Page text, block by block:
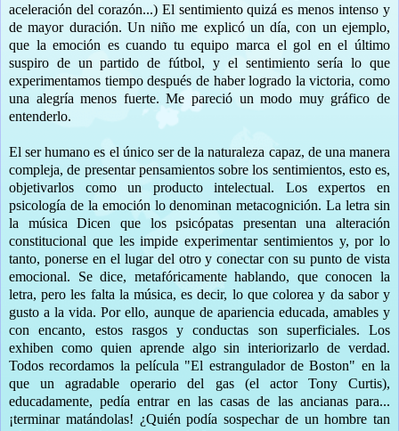
aceleración del corazón...) El sentimiento quizá es menos intenso y
de mayor duración. Un niño me explicó un día, con un ejemplo,
que la emoción es cuando tu equipo marca el gol en el último
suspiro de un partido de fútbol, y el sentimiento sería lo que
experimentamos tiempo después de haber logrado la victoria, como
una alegría menos fuerte. Me pareció un modo muy gráfico de
entenderlo.
El ser humano es el único ser de la naturaleza capaz, de una manera
compleja, de presentar pensamientos sobre los sentimientos, esto es,
objetivarlos como un producto intelectual. Los expertos en
psicología de la emoción lo denominan metacognición. La letra sin
la música Dicen que los psicópatas presentan una alteración
constitucional que les impide experimentar sentimientos y, por lo
tanto, ponerse en el lugar del otro y conectar con su punto de vista
emocional. Se dice, metafóricamente hablando, que conocen la
letra, pero les falta la música, es decir, lo que colorea y da sabor y
gusto a la vida. Por ello, aunque de apariencia educada, amables y
con encanto, estos rasgos y conductas son superficiales. Los
exhiben como quien aprende algo sin interiorizarlo de verdad.
Todos recordamos la película "El estrangulador de Boston" en la
que un agradable operario del gas (el actor Tony Curtis),
educadamente, pedía entrar en las casas de las ancianas para...
¡terminar matándolas! ¿Quién podía sospechar de un hombre tan